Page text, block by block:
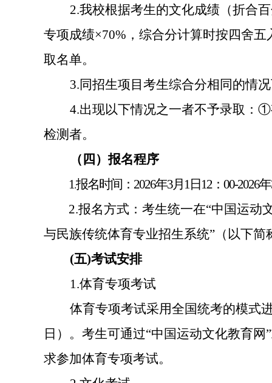
2.我校根据考生的文化成绩（折合
专项成绩×70% ，综合分计算时按四舍
取名单。
3.同招生项目考生综合分相同的情
4.出现以下情况之一者不予录取：
检测者。
（四）报名程序
1.报名时间： 2026年3月 1日 12： 00-2026年
2.报名方式：考生统一在“中国运动
与民族传统体育专业招生系统”（以下简
(五)考试安排
1.体育专项考试
体育专项考试采用全国统考的模式
日）。考生可通过“中国运动文化教育网
求参加体育专项考试。